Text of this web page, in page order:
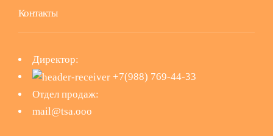
Контакты
Директор:
+7(988) 769-44-33
Отдел продаж:
mail@tsa.ooo